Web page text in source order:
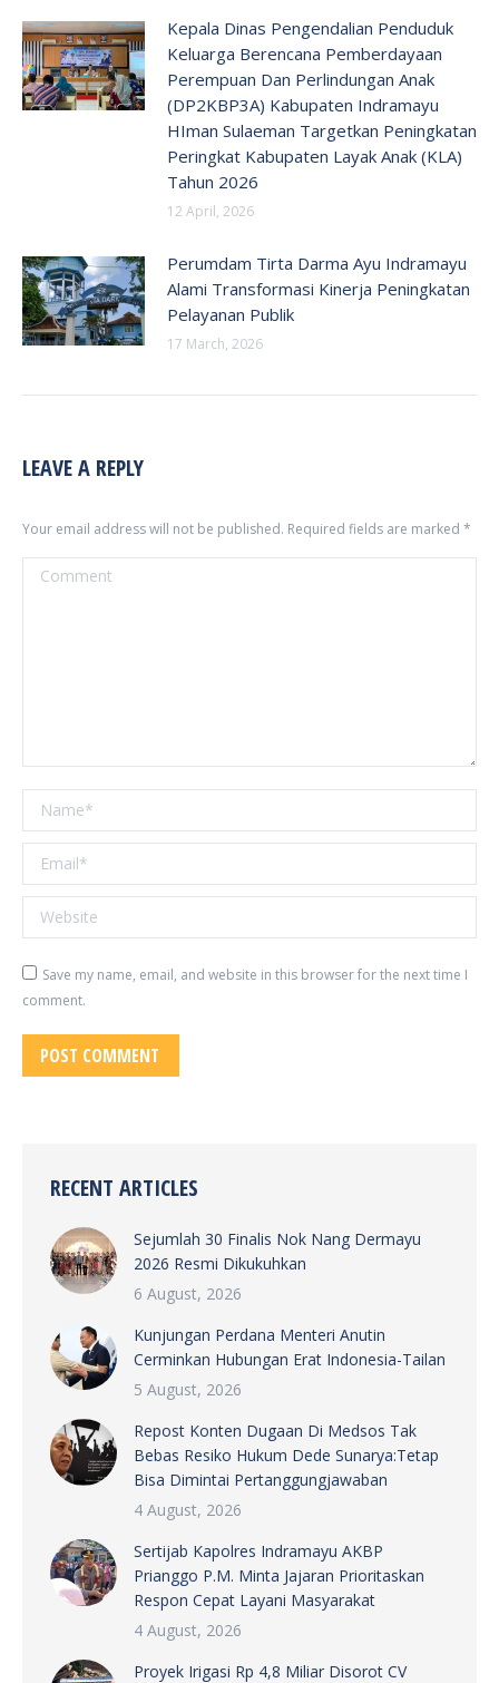
Kepala Dinas Pengendalian Penduduk
Keluarga Berencana Pemberdayaan
Perempuan Dan Perlindungan Anak
(DP2KBP3A) Kabupaten Indramayu
HIman Sulaeman Targetkan Peningkatan
Peringkat Kabupaten Layak Anak (KLA)
Tahun 2026
12 April, 2026
Perumdam Tirta Darma Ayu Indramayu
Alami Transformasi Kinerja Peningkatan
Pelayanan Publik
17 March, 2026
LEAVE A REPLY
Your email address will not be published. Required fields are marked *
Comment
Name *
Email *
Website
Save my name, email, and website in this browser for the next time I
comment.
POST COMMENT
RECENT ARTICLES
Sejumlah 30 Finalis Nok Nang Dermayu
2026 Resmi Dikukuhkan
6 August, 2026
Kunjungan Perdana Menteri Anutin
Cerminkan Hubungan Erat Indonesia-Tailan
5 August, 2026
Repost Konten Dugaan Di Medsos Tak
Bebas Resiko Hukum Dede Sunarya:Tetap
Bisa Dimintai Pertanggungjawaban
4 August, 2026
Sertijab Kapolres Indramayu AKBP
Prianggo P.M. Minta Jajaran Prioritaskan
Respon Cepat Layani Masyarakat
4 August, 2026
Proyek Irigasi Rp 4,8 Miliar Disorot CV